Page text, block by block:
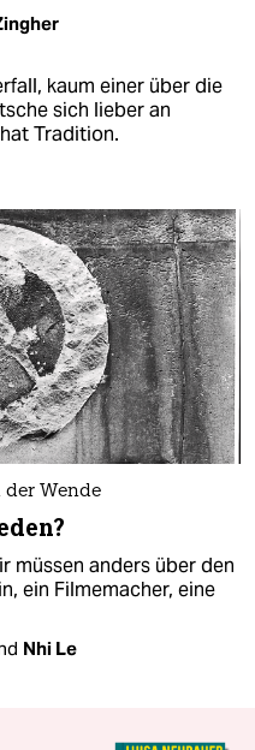
kaum einer über die
sich lieber an
Tradition.
der Wende
müssen anders über den
ein Filmemacher, eine
Nhi Le